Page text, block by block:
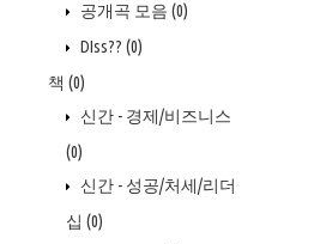
공개곡 모음 (0)
DIss?? (0)
책 (0)
신간 - 경제/비즈니스
(0)
신간 - 성공/처세/리더
십 (0)